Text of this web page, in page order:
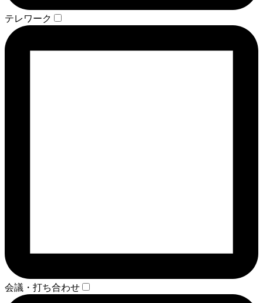
テレワーク
会議・打ち合わせ